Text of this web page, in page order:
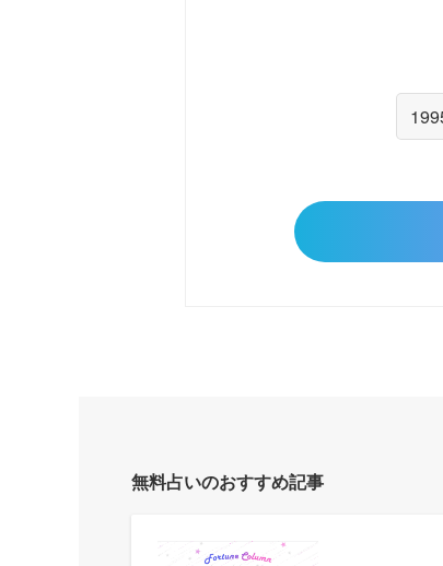
無料占いのおすすめ記事